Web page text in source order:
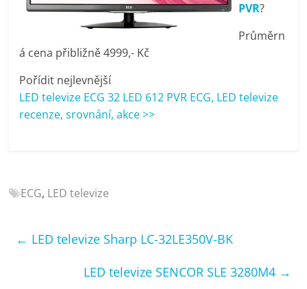
bazény
Nejlepší
elektronika
porovnání
Elektro
OK,
mobilní
bazény
PVR?
Průměrn
á cena přibližně 4999,- Kč
Pořídit nejlevnější
LED televize ECG 32 LED 612 PVR ECG, LED televize
recenze, srovnání, akce >>
ECG, LED televize
← LED televize Sharp LC-32LE350V-BK
LED televize SENCOR SLE 3280M4 →